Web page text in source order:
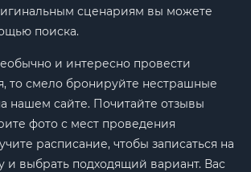
сценариям вы можете
поиска.
и интересно провести
то смело бронируйте нестрашные
нашем сайте. Почитайте отзывы
фото с мест проведения
расписание, чтобы записаться на
и выбрать подходящий вариант. Вас